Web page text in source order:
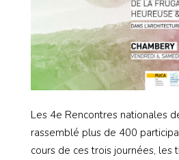
Les 4e Rencontres nationales
rassemblé plus de 400
cours de ces trois journées, les